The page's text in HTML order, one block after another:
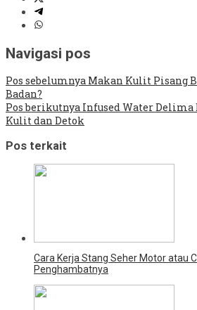
Navigasi pos
Pos sebelumnya Makan Kulit Pisang
Badan?
Pos berikutnya Infused Water Delima
Kulit dan Detok
Pos terkait
Cara Kerja Stang Seher Motor atau
Penghambatnya